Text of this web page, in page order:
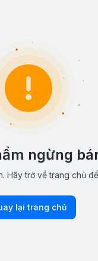
ngừng
Hãy trở về trang chủ
lại trang chủ